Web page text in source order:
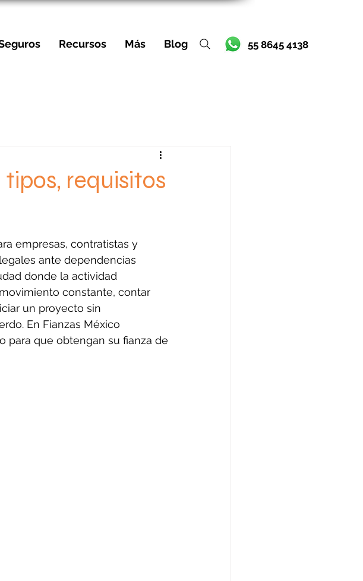
Recursos Más Blog 55 8645 4138
requisitos
empresas, contratistas y
ante dependencias
donde la actividad
constante, contar
un proyecto sin
En Fianzas México
para que obtengan su fianza de